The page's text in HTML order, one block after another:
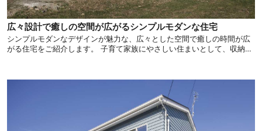
広々設計で癒しの空間が広がるシンプルモダンな住宅
シンプルモダンなデザインが魅力な、広々とした空間で癒しの時間が広
がる住宅をご紹介します。 子育て家族にやさしい住まいとして、収納ス
ょうか。